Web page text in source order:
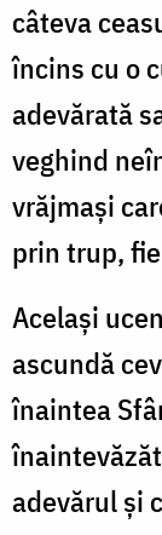
câteva
încins cu o
adevărată
veghind
vrăjmași
prin trup,
Același
ascundă
înaintea
adevărul și